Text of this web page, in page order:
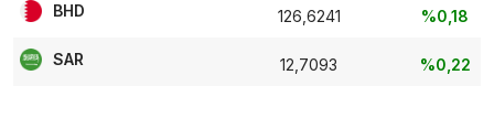
BHD 126,6241 %0,18
SAR 12,7093 %0,22